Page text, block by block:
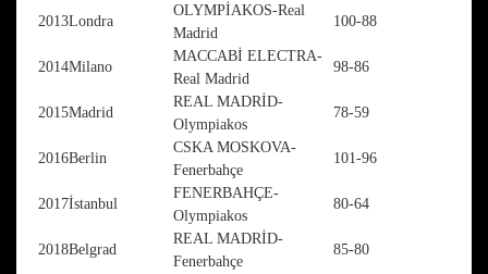
2013Londra
OLYMPİAKOS-Real
Madrid
100-88
2014Milano
MACCABİ ELECTRA-
Real Madrid
98-86
2015Madrid
REAL MADRİD-
Olympiakos
78-59
2016Berlin
CSKA MOSKOVA-
Fenerbahçe
101-96
2017İstanbul
FENERBAHÇE-
Olympiakos
80-64
2018Belgrad
REAL MADRİD-
Fenerbahçe
85-80